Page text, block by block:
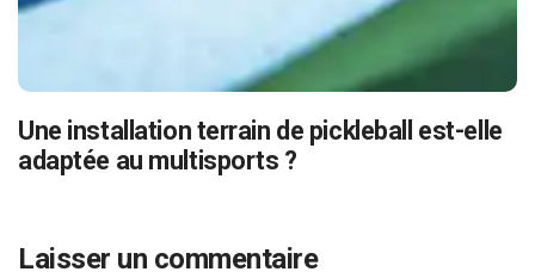
Une installation terrain de pickleball est-elle
adaptée au multisports ?
Laisser un commentaire